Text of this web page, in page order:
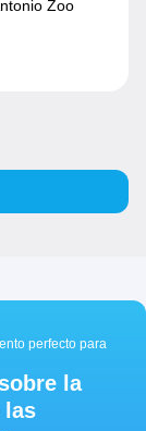
Zoo
perfecto para
la
las